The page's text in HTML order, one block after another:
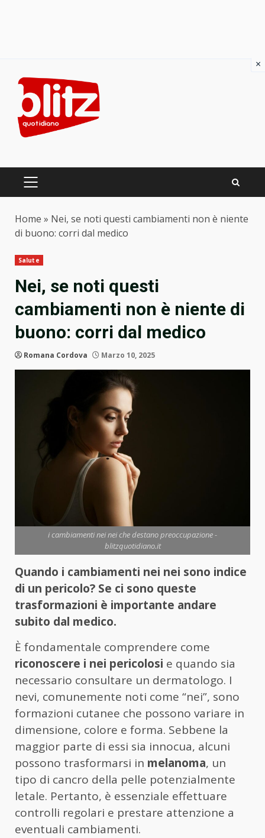
content
PRIMARY
Home » Nei, se noti questi cambiamenti non è niente
di buono: corri dal medico
Salute
Nei, se noti questi
cambiamenti non è niente di
buono: corri dal medico
Romana Cordova Marzo 10, 2025
i cambiamenti nei nei che destano preoccupazione -
blitzquotidiano.it
Quando i cambiamenti nei nei sono indice
di un pericolo? Se ci sono queste
trasformazioni è importante andare
subito dal medico.
È fondamentale comprendere come
riconoscere i nei pericolosi e quando sia
necessario consultare un dermatologo. I
nevi, comunemente noti come “nei”, sono
formazioni cutanee che possono variare in
dimensione, colore e forma. Sebbene la
maggior parte di essi sia innocua, alcuni
possono trasformarsi in melanoma, un
tipo di cancro della pelle potenzialmente
letale. Pertanto, è essenziale effettuare
controlli regolari e prestare attenzione a
eventuali cambiamenti.
×